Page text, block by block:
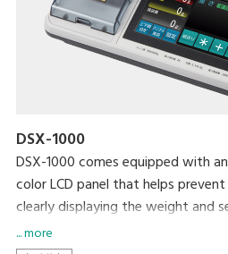
DSX-1000
DSX-1000 comes equipped with
color LCD panel that helps
clearly displaying the weight and
The scale automatically checks
... more